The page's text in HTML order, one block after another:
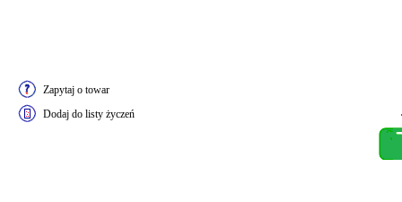
Zapytaj o towar
Dodaj do listy życzeń